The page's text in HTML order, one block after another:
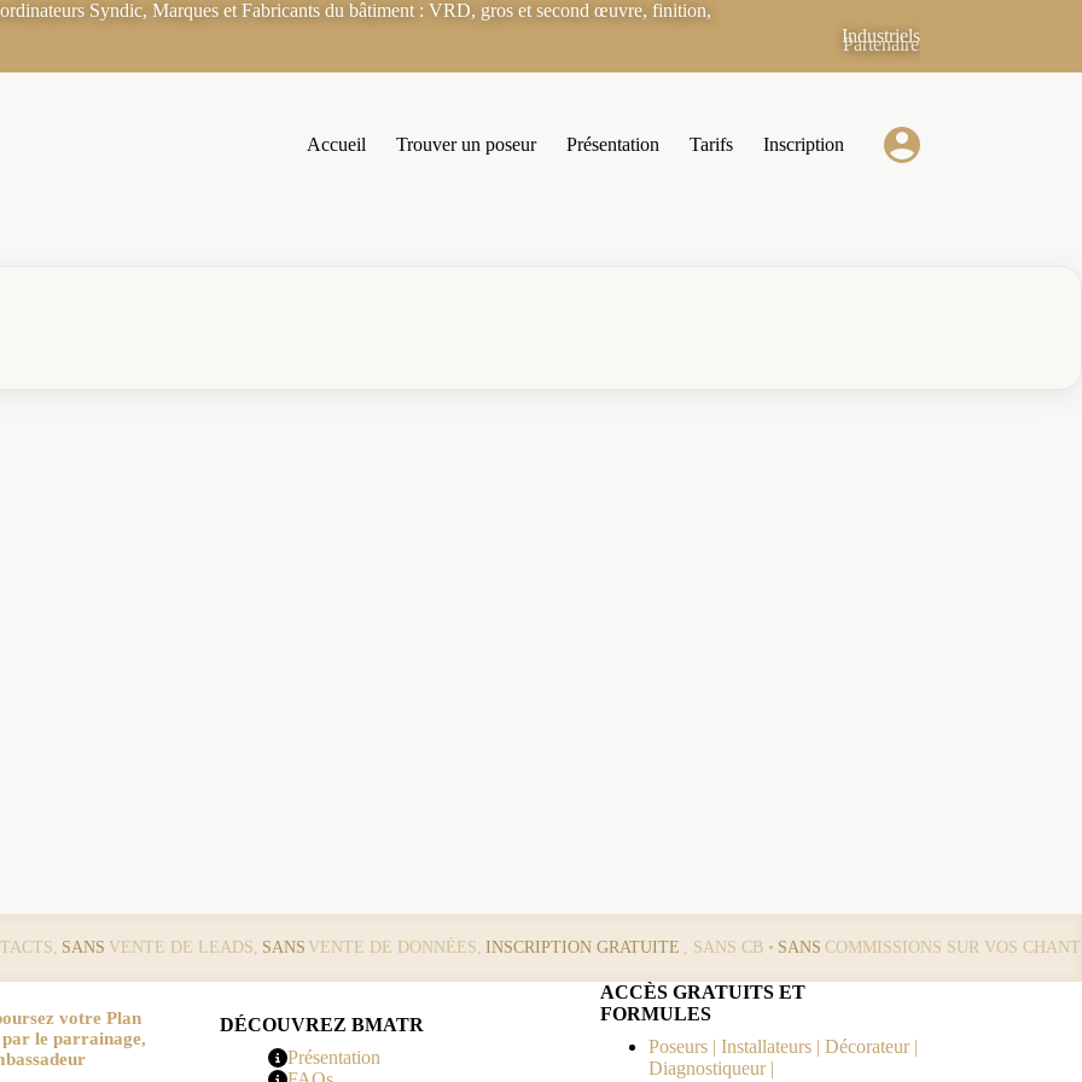
Syndic, Marques et Fabricants du bâtiment : VRD, gros et second œuvre, finition,
Industriels
Partenaires
Accueil Trouver un poseur Présentation Tarifs Inscription
SANS VENTE DE LEADS, SANS VENTE DE DONNÉES, INSCRIPTION GRATUITE , SANS CB • SANS COMMISSIONS SUR VOS
votre Plan
le parrainage,
DÉCOUVREZ BMATR
Présentation
ACCÈS GRATUITS ET
FORMULES
Poseurs | Installateurs | Décorateur |
Diagnostiqueur |